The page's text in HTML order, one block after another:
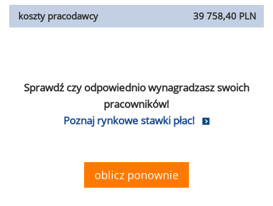
koszty pracodawcy
39 758,40 PLN
Sprawdź czy odpowiednio wynagradzasz swoich
pracowników!
Poznaj rynkowe stawki płac!
oblicz ponownie